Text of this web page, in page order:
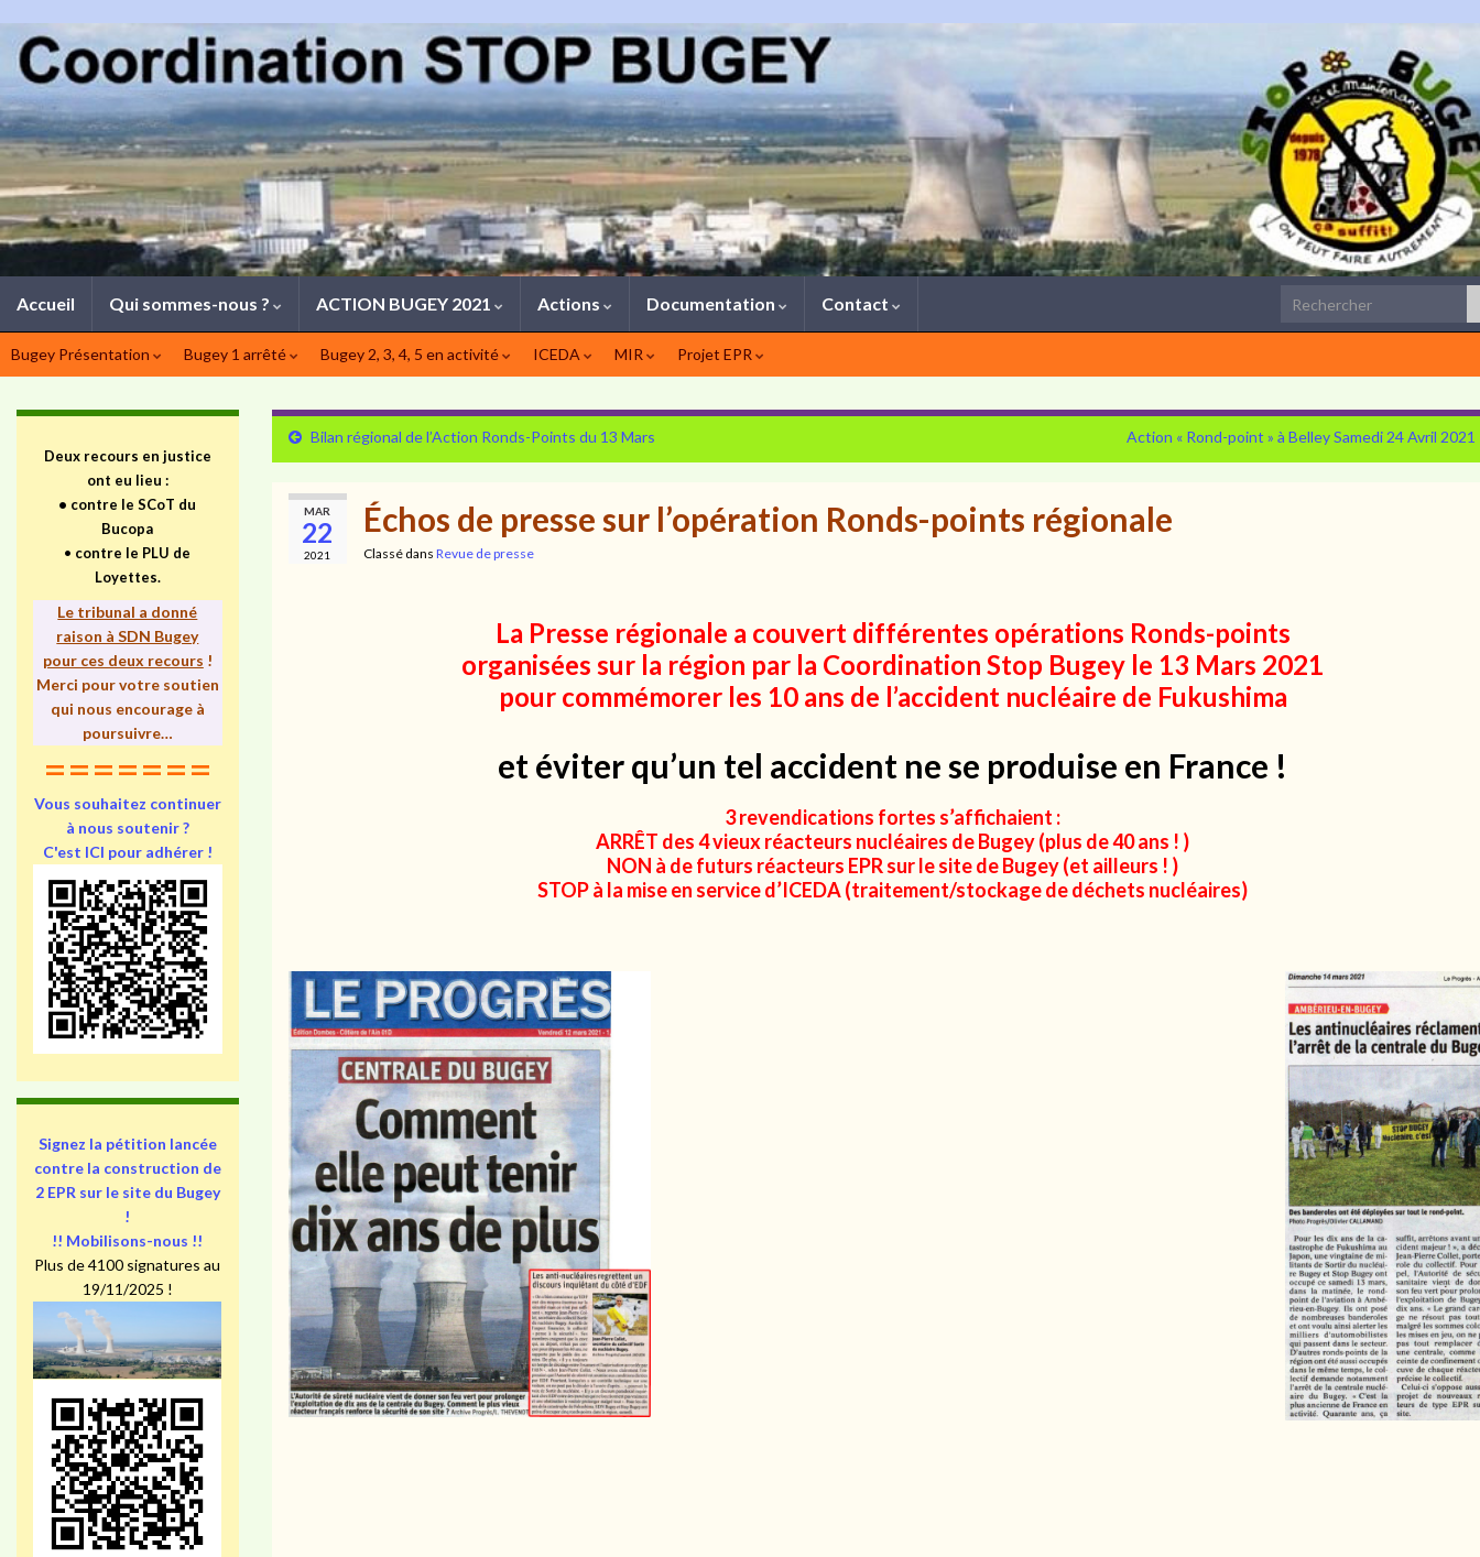
Accueil Qui sommes-nous ? ACTION BUGEY 2021 Actions Documentation Contact Search for:
Bugey Présentation Bugey 1 arrêté Bugey 2, 3, 4, 5 en activité ICEDA MIR Projet EPR
Bilan régional de l’Action Ronds-Points du 13 Mars Action « Rond-point » à Belley Samedi 24 Avril 2021
MAR
22
2021
Échos de presse sur l’opération Ronds-points régionale
Classé dans Revue de presse
La Presse régionale a couvert différentes opérations Ronds-points
organisées sur la région par la Coordination Stop Bugey le 13 Mars 2021
pour commémorer les 10 ans de l’accident nucléaire de Fukushima
et éviter qu’un tel accident ne se produise en France !
3 revendications fortes s’affichaient :
ARRÊT des 4 vieux réacteurs nucléaires de Bugey (plus de 40 ans ! )
NON à de futurs réacteurs EPR sur le site de Bugey (et ailleurs ! )
STOP à la mise en service d’ICEDA (traitement/stockage de déchets nucléaires)
Deux recours en justice
ont eu lieu :
• contre le SCoT du
Bucopa
• contre le PLU de
Loyettes.
Le tribunal a donné
raison à SDN Bugey
pour ces deux recours !
Merci pour votre soutien
qui nous encourage à
poursuivre…
=======
Vous souhaitez continuer
à nous soutenir ?
C'est ICI pour adhérer !
Signez la pétition lancée
contre la construction de
2 EPR sur le site du Bugey
!
!! Mobilisons-nous !!
Plus de 4100 signatures au
19/11/2025 !